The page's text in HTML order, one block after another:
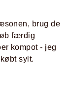
brug de
færdig
kompot - jeg
sylt.